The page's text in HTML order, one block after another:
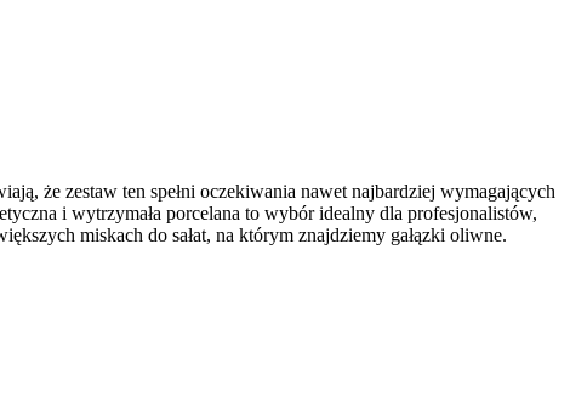
że zestaw ten spełni oczekiwania nawet najbardziej wymagających
i wytrzymała porcelana to wybór idealny dla profesjonalistów,
miskach do sałat, na którym znajdziemy gałązki oliwne.